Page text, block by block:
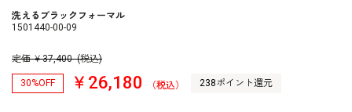
洗えるブラックフォーマル
1501440-00-09
定価 ￥37,400 (税込)
30%OFF ￥26,180 （税込） 238ポイント還元